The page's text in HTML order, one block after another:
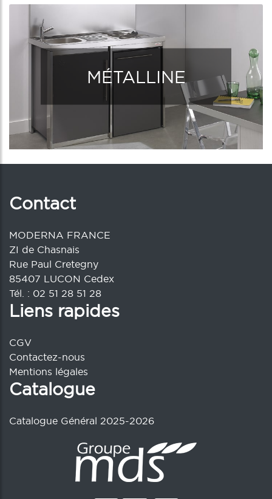
MÉTALLINE
Contact
MODERNA FRANCE
ZI de Chasnais
Rue Paul Cretegny
85407 LUCON Cedex
Tél. : 02 51 28 51 28
Liens rapides
CGV
Contactez-nous
Mentions légales
Catalogue
Catalogue Général 2025-2026